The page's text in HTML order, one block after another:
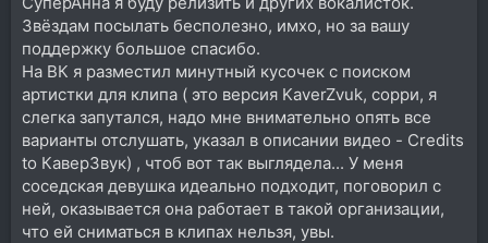
Звёздам посылать бесполезно, имхо, но за вашу
поддержку большое спасибо.
На ВК я разместил минутный кусочек с поиском
артистки для клипа ( это версия KaverZvuk, сорри, я
слегка запутался, надо мне внимательно опять все
варианты отслушать, указал в описании видео - Credits
to КаверЗвук) , чтоб вот так выглядела... У меня
соседская девушка идеально подходит, поговорил с
ней, оказывается она работает в такой организации,
что ей сниматься в клипах нельзя, увы.